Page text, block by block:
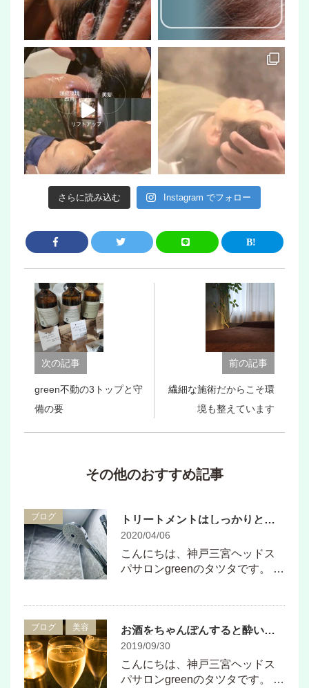
さらに読み込む Instagram でフォロー
次の記事
green不動の3トップと守
備の要
前の記事
繊細な施術だからこそ環
境も整えています
その他のおすすめ記事
ブログ トリートメントはしっかりと流した方がいい？？
2020/04/06
こんにちは、神戸三宮ヘッドス
パサロンgreenのタツタです。 …
ブログ 美容 お酒をちゃんぽんすると酔いやすい？？
2019/09/30
こんにちは、神戸三宮ヘッドス
パサロンgreenのタツタです。 …